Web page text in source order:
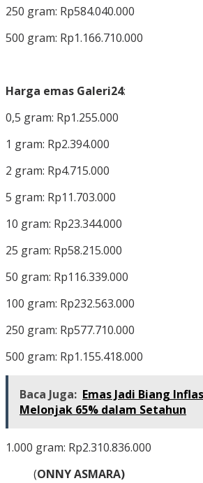
250 gram: Rp584.040.000
500 gram: Rp1.166.710.000
Harga emas Galeri24:
0,5 gram: Rp1.255.000
1 gram: Rp2.394.000
2 gram: Rp4.715.000
5 gram: Rp11.703.000
10 gram: Rp23.344.000
25 gram: Rp58.215.000
50 gram: Rp116.339.000
100 gram: Rp232.563.000
250 gram: Rp577.710.000
500 gram: Rp1.155.418.000
Baca Juga: Emas Jadi Biang
Melonjak 65% dalam Setahun
1.000 gram: Rp2.310.836.000
(ONNY ASMARA)